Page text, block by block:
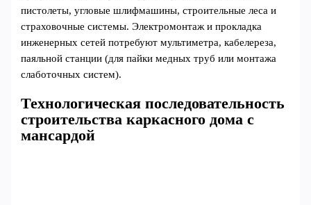
пистолеты, угловые шлифмашины, строительные леса и
страховочные системы. Электромонтаж и прокладка
инженерных сетей потребуют мультиметра, кабелереза,
паяльной станции (для пайки медных труб или монтажа
слаботочных систем).
Технологическая последовательность
строительства каркасного дома с
мансардой